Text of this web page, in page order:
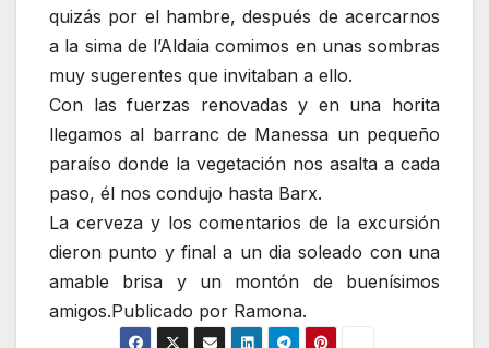
quizás por el hambre, después de acercarnos
a la sima de l’Aldaia comimos en unas sombras
muy sugerentes que invitaban a ello.
Con las fuerzas renovadas y en una horita
llegamos al barranc de Manessa un pequeño
paraíso donde la vegetación nos asalta a cada
paso, él nos condujo hasta Barx.
La cerveza y los comentarios de la excursión
dieron punto y final a un dia soleado con una
amable brisa y un montón de buenísimos
amigos.Publicado por Ramona.